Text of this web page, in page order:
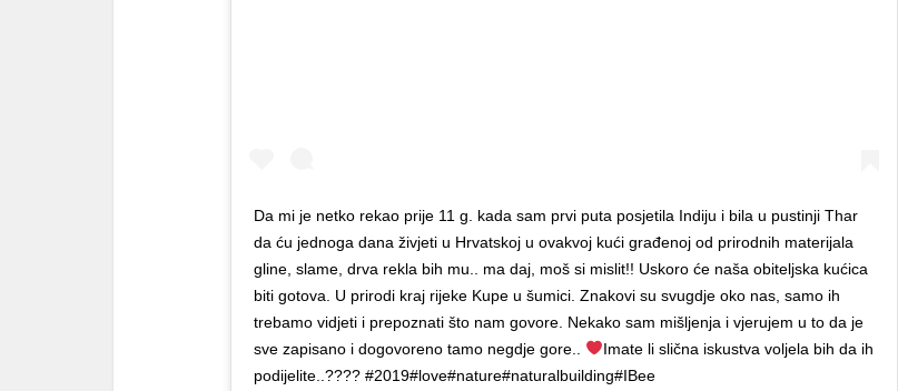
Da mi je netko rekao prije 11 g. kada sam prvi puta posjetila Indiju i bila u pustinji Thar
da ću jednoga dana živjeti u Hrvatskoj u ovakvoj kući građenoj od prirodnih materijala
gline, slame, drva rekla bih mu.. ma daj, moš si mislit!! Uskoro će naša obiteljska kućica
biti gotova. U prirodi kraj rijeke Kupe u šumici. Znakovi su svugdje oko nas, samo ih
trebamo vidjeti i prepoznati što nam govore. Nekako sam mišljenja i vjerujem u to da je
sve zapisano i dogovoreno tamo negdje gore..
Imate li slična iskustva voljela bih da ih
podijelite..???? #2019#love#nature#naturalbuilding#IBee